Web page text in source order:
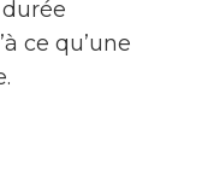
ce qu’une